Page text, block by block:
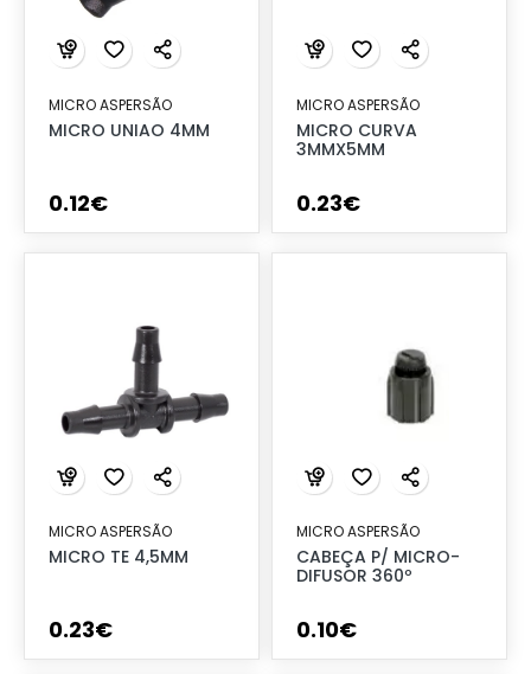
MICRO ASPERSÃO
MICRO UNIAO 4MM
0.12€
MICRO ASPERSÃO
MICRO CURVA
3MMX5MM
0.23€
MICRO ASPERSÃO
MICRO TE 4,5MM
0.23€
MICRO ASPERSÃO
CABEÇA P/ MICRO-
DIFUSOR 360º
0.10€